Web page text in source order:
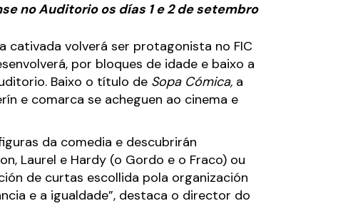
no Auditorio os días 1 e 2 de setembro
cativada volverá ser protagonista no FIC
por bloques de idade e baixo a
Baixo o título de Sopa Cómica, a
e comarca se acheguen ao cinema e
da comedia e descubrirán
Laurel e Hardy (o Gordo e o Fraco) ou
de curtas escollida pola organización
e a igualdade”, destaca o director do